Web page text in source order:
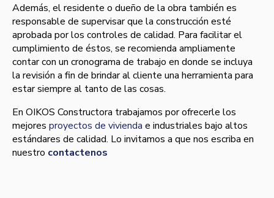
Además, el residente o dueño de la obra también es
responsable de supervisar que la construcción esté
aprobada por los controles de calidad. Para facilitar el
cumplimiento de éstos, se recomienda ampliamente
contar con un cronograma de trabajo en donde se incluya
la revisión a fin de brindar al cliente una herramienta para
estar siempre al tanto de las cosas.
En OIKOS Constructora trabajamos por ofrecerle los
mejores proyectos de vivienda e industriales bajo altos
estándares de calidad. Lo invitamos a que nos escriba en
nuestro contactenos